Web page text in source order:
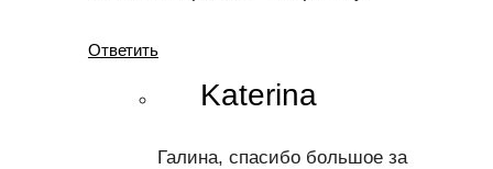
Ответить
Katerina
Галина, спасибо большое за